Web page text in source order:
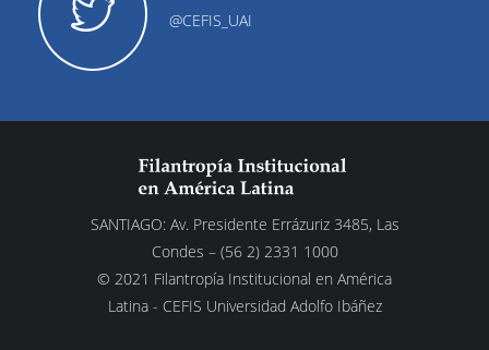
@CEFIS_UAI
SANTIAGO: Av. Presidente Errázuriz 3485, Las
Condes – (56 2) 2331 1000
© 2021 Filantropía Institucional en América
Latina - CEFIS Universidad Adolfo Ibáñez